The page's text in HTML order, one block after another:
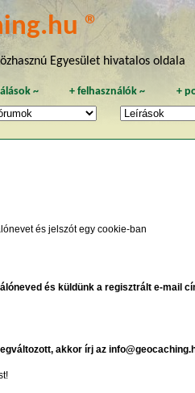
®
Egyesület hivatalos oldala
~ +felhasználók ~ +
és jelszót egy cookie-ban
és küldünk a regisztrált e-mail
akkor írj az